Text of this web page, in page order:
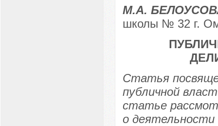
М.А.
школы № 32 г.
Статья
публичной
статье
о деятельности